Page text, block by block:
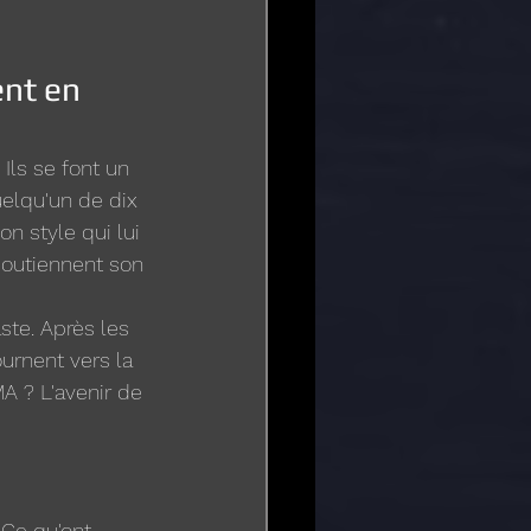
en
se font un
de dix
style qui lui
son
Après les
vers la
? L'avenir de